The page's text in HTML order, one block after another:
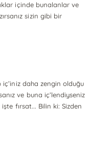
içinde bunalanlar ve
sizin gibi bir
iç’iniz daha zengin olduğu
ve buna iç’lendiyseniz
fırsat... Bilin ki: Sizden